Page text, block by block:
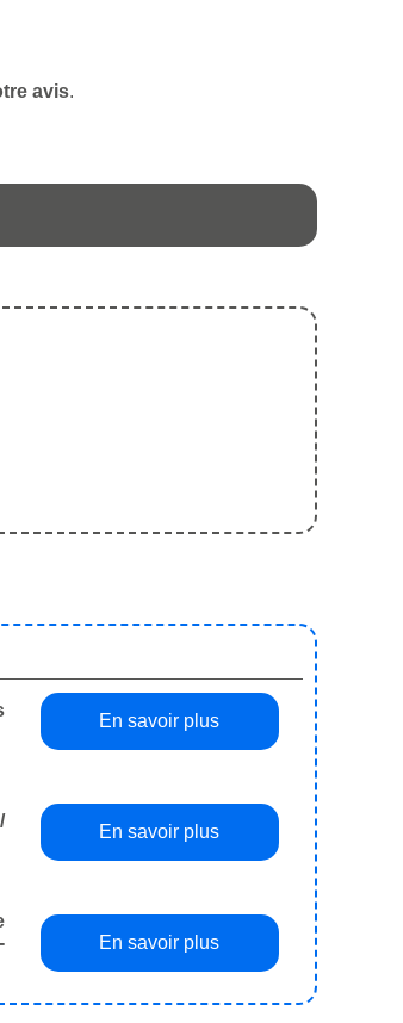
avis.
En savoir plus
En savoir plus
En savoir plus